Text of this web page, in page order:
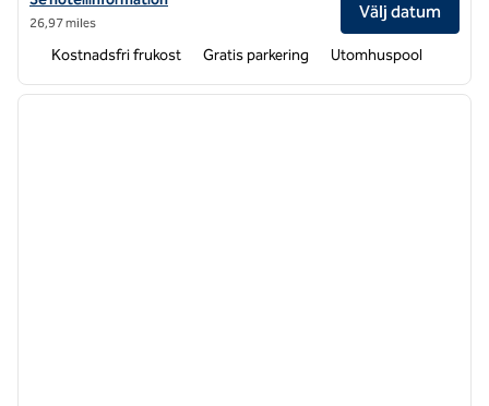
26,97 miles
Välj datum
Kostnadsfri frukost Gratis parkering Utomhuspool
1 av 12
nästa